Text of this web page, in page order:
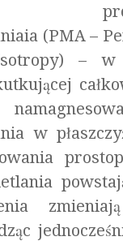
(PMA –
– w
w